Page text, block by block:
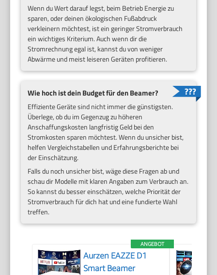
Wenn du Wert darauf legst, beim Betrieb Energie zu
sparen, oder deinen ökologischen Fußabdruck
verkleinern möchtest, ist ein geringer Stromverbrauch
ein wichtiges Kriterium. Auch wenn dir die
Stromrechnung egal ist, kannst du von weniger
Abwärme und meist leiseren Geräten profitieren.
Wie hoch ist dein Budget für den Beamer?
Effiziente Geräte sind nicht immer die günstigsten.
Überlege, ob du im Gegenzug zu höheren
Anschaffungskosten langfristig Geld bei den
Stromkosten sparen möchtest. Wenn du unsicher bist,
helfen Vergleichstabellen und Erfahrungsberichte bei
der Einschätzung.
Falls du noch unsicher bist, wäge diese Fragen ab und
schau dir Modelle mit klaren Angaben zum Verbrauch an.
So kannst du besser einschätzen, welche Priorität der
Stromverbrauch für dich hat und eine fundierte Wahl
treffen.
ANGEBOT
Aurzen EAZZE D1
Smart Beamer